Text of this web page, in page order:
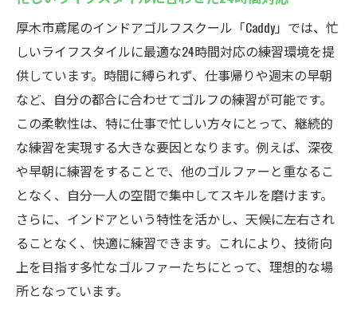
厚木市鳶尾のインドアゴルフスクール「Caddy」では、忙
しいライフスタイルに最適な24時間対応の練習環境を提
供しています。時間に縛られず、仕事帰りや週末の早朝
など、自分の都合に合わせてゴルフの練習が可能です。
この柔軟性は、特に仕事で忙しい方々にとって、継続的
な練習を実現する大きな要因となります。例えば、深夜
や早朝に練習をすることで、他のゴルファーと重なるこ
となく、自分一人の空間で集中してスキルを磨けます。
さらに、インドアという特性を活かし、天候に左右され
ることなく、快適に練習できます。これにより、技術向
上を目指す多忙なゴルファーたちにとって、理想的な場
所となっています。